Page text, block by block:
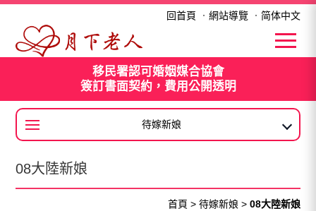
08大陸新娘
回首頁 ． 網站導覽． 简体中文
移民署認可婚姻媒合協會
簽訂書面契約，費用公開透明
待嫁新娘
大陸新娘
08大陸新娘
首頁 > 待嫁新娘 > 08大陸新娘